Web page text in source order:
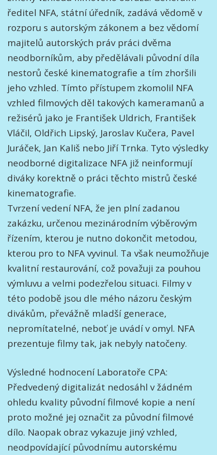
ředitel NFA, státní úředník, zadává vědomě v
rozporu s autorským zákonem a bez vědomí
majitelů autorských práv práci dvěma
neodborníkům, aby předělávali původní díla
nestorů české kinematografie a tím zhoršili
jeho vzhled. Tímto přístupem zkomolil NFA
vzhled filmových děl takových kameramanů a
režisérů jako je František Uldrich, František
Vláčil, Oldřich Lipský, Jaroslav Kučera, Pavel
Juráček, Jan Kališ nebo Jiří Trnka. Tyto výsledky
neodborné digitalizace NFA již neinformují
diváky korektně o práci těchto mistrů české
kinematografie.
Tvrzení vedení NFA, že jen plní zadanou
zakázku, určenou mezinárodním výběrovým
řízením, kterou je nutno dokončit metodou,
kterou pro to NFA vyvinul. Ta však neumožňuje
kvalitní restaurování, což považuji za pouhou
výmluvu a velmi podezřelou situaci. Filmy v
této podobě jsou dle mého názoru českým
divákům, převážně mladší generace,
nepromítatelné, neboť je uvádí v omyl. NFA
prezentuje filmy tak, jak nebyly natočeny.
Výsledné hodnocení Laboratoře CPA:
Předvedený digitalizát nedosáhl v žádném
ohledu kvality původní filmové kopie a není
proto možné jej označit za původní filmové
dílo. Naopak obraz vykazuje jiný vzhled,
neodpovídající původnímu autorskému